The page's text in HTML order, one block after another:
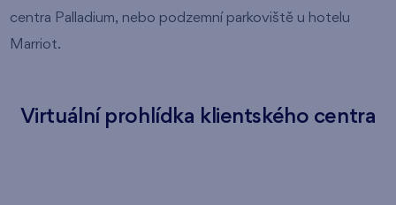
centra Palladium, nebo podzemní parkoviště u hotelu
Marriot.
Virtuální prohlídka klientského centra